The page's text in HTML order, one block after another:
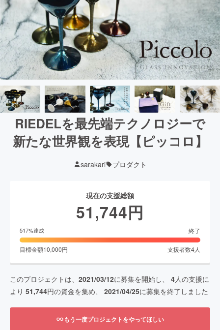
RIEDELを最先端テクノロジーで
新たな世界観を表現【ピッコロ】
sarakari プロダクト
現在の支援総額
51,744円
517%達成 終了
目標金額10,000円 支援者数4人
このプロジェクトは、 2021/03/12に募集を開始し、 4人の支援に
より 51,744円の資金を集め、 2021/04/25に募集を終了しました
もう一度プロジェクトをやってほしい